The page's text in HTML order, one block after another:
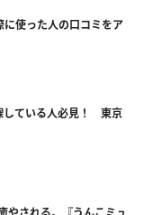
使った人の口コミをア
している人必見！ 東京